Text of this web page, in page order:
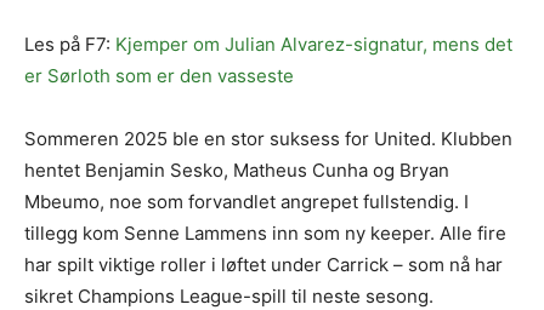
Les på F7: Kjemper om Julian Alvarez-signatur, mens det
er Sørloth som er den vasseste
Sommeren 2025 ble en stor suksess for United. Klubben
hentet Benjamin Sesko, Matheus Cunha og Bryan
Mbeumo, noe som forvandlet angrepet fullstendig. I
tillegg kom Senne Lammens inn som ny keeper. Alle fire
har spilt viktige roller i løftet under Carrick – som nå har
sikret Champions League-spill til neste sesong.